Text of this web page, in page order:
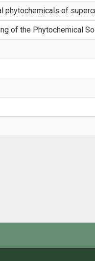
phytochemicals of
of the Phytochemical